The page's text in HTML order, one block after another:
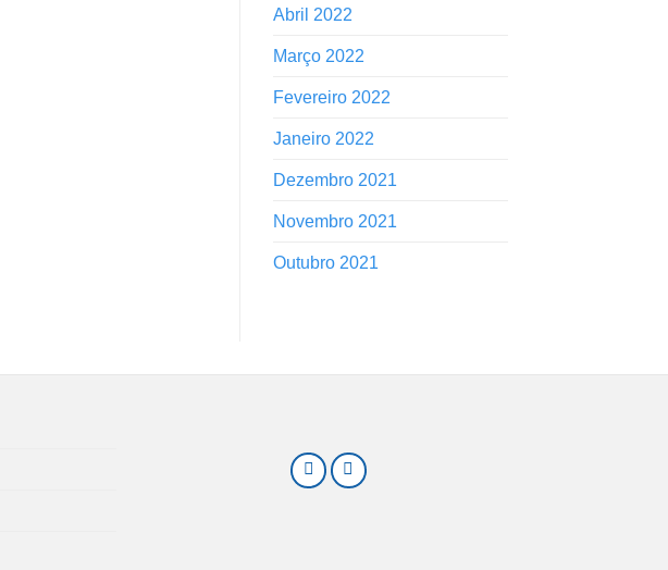
Abril 2022
Março 2022
Fevereiro 2022
Janeiro 2022
Dezembro 2021
Novembro 2021
Outubro 2021